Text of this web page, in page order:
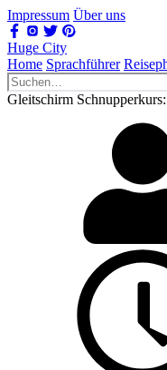
Impressum Über uns
Huge City
Home Sprachführer
Gleitschirm